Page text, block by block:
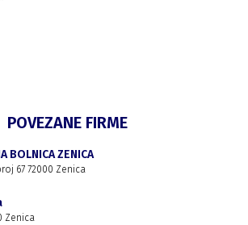
POVEZANE FIRME
BOLNICA ZENICA
67 72000 Zenica
Zenica